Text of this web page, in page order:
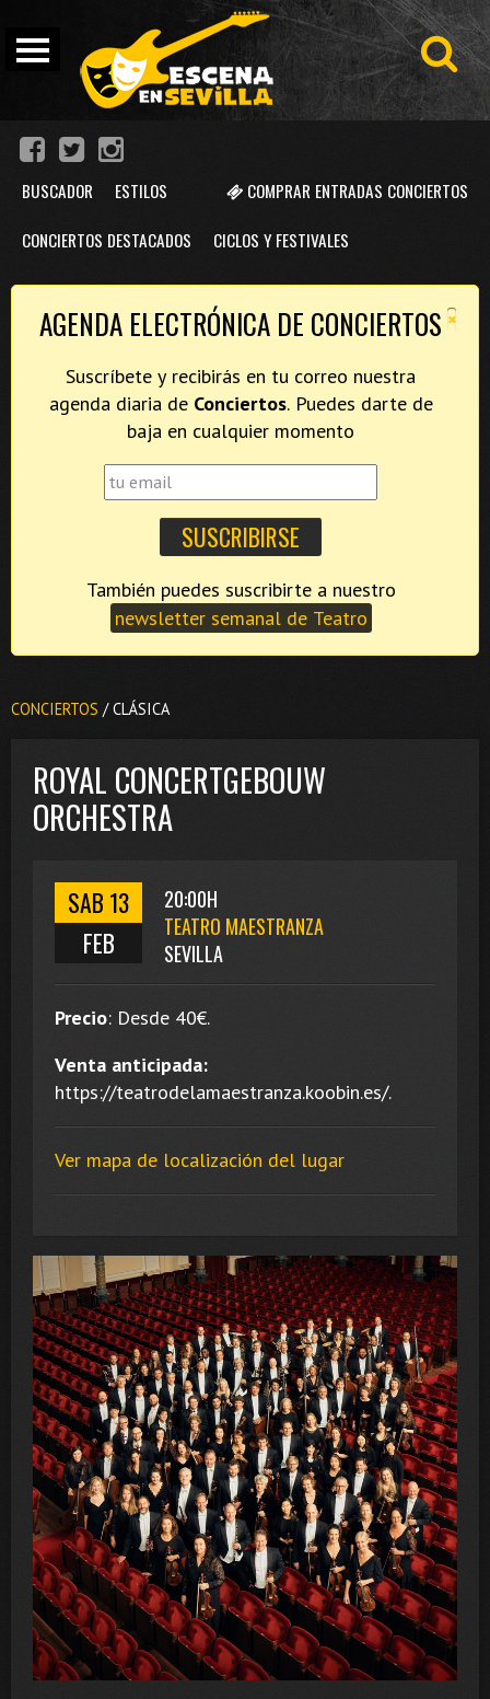
COMPRAR ENTRADAS CONCIERTOS
BUSCADOR ESTILOS
CONCIERTOS DESTACADOS CICLOS Y FESTIVALES
×
AGENDA ELECTRÓNICA DE CONCIERTOS
Suscríbete y recibirás en tu correo nuestra
agenda diaria de Conciertos. Puedes darte de
baja en cualquier momento
newsletter semanal de Teatro
CONCIERTOS / CLÁSICA
ROYAL CONCERTGEBOUW
ORCHESTRA
SAB 13
FEB
20:00H
TEATRO MAESTRANZA
SEVILLA
Precio: Desde 40€.
Venta anticipada:
https://teatrodelamaestranza.koobin.es/.
Ver mapa de localización del lugar